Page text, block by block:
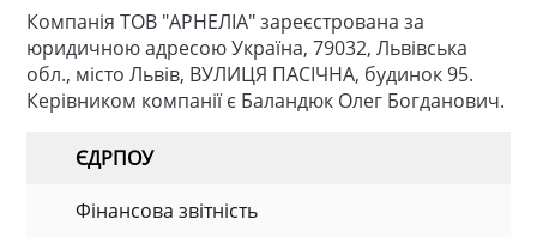
Компанія ТОВ "АРНЕЛІА" зареєстрована за
юридичною адресою Україна, 79032, Львівська
обл., місто Львів, ВУЛИЦЯ ПАСІЧНА, будинок 95.
Керівником компанії є Баландюк Олег Богданович.
ЄДРПОУ
Фінансова звітність